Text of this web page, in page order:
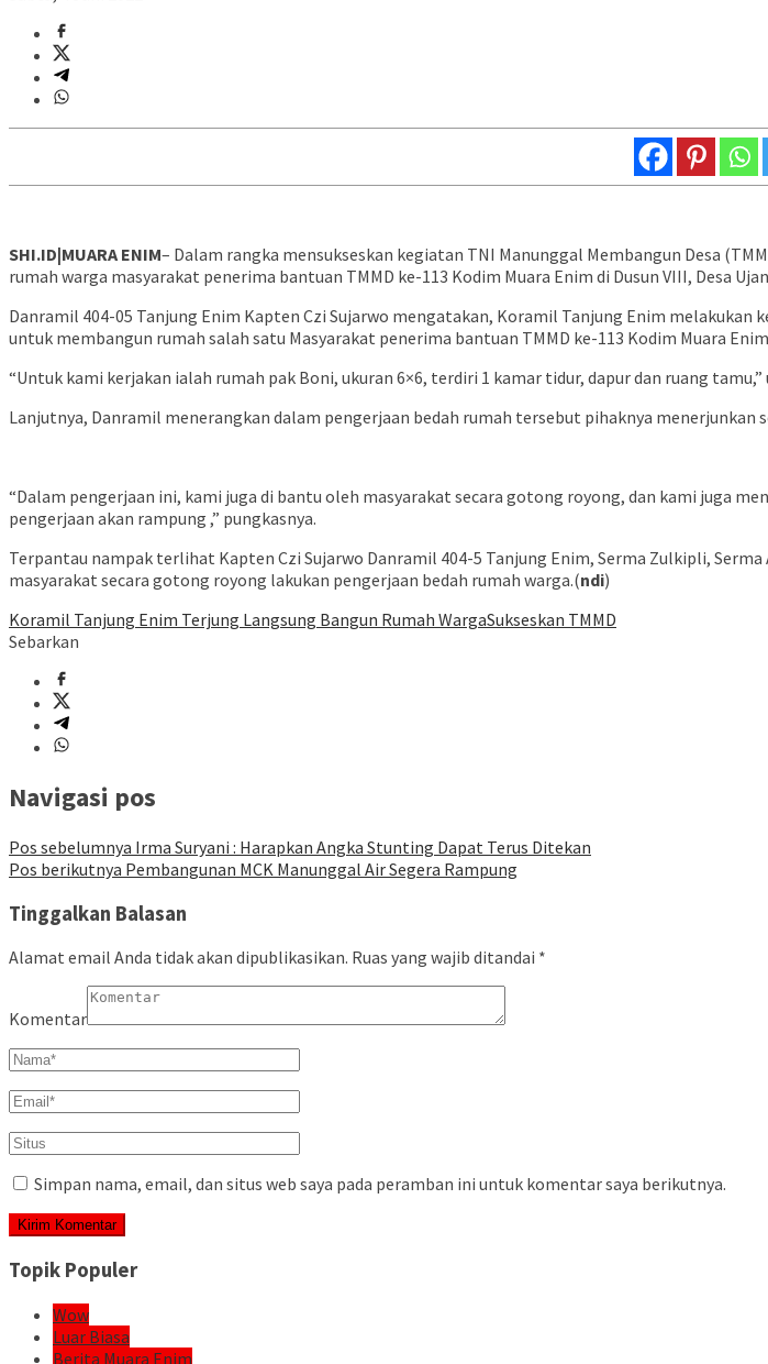
SHI.ID|MUARA ENIM– Dalam rangka mensukseskan kegiatan TNI Manunggal Membangun Desa
rumah warga masyarakat penerima bantuan TMMD ke-113 Kodim Muara Enim di Dusun VIII, Desa
Danramil 404-05 Tanjung Enim Kapten Czi Sujarwo mengatakan, Koramil Tanjung Enim
untuk membangun rumah salah satu Masyarakat penerima bantuan TMMD ke-113 Kodim Muara
“Untuk kami kerjakan ialah rumah pak Boni, ukuran 6×6, terdiri 1 kamar tidur, dapur dan ruang
Lanjutnya, Danramil menerangkan dalam pengerjaan bedah rumah tersebut pihaknya
“Dalam pengerjaan ini, kami juga di bantu oleh masyarakat secara gotong royong, dan kami juga
pengerjaan akan rampung ,” pungkasnya.
Terpantau nampak terlihat Kapten Czi Sujarwo Danramil 404-5 Tanjung Enim, Serma Zulkipli,
masyarakat secara gotong royong lakukan pengerjaan bedah rumah warga.(ndi)
Koramil Tanjung Enim Terjung Langsung Bangun Rumah WargaSukseskan TMMD
Sebarkan
Navigasi pos
Pos sebelumnya Irma Suryani : Harapkan Angka Stunting Dapat Terus Ditekan
Pos berikutnya Pembangunan MCK Manunggal Air Segera Rampung
Tinggalkan Balasan
Alamat email Anda tidak akan dipublikasikan. Ruas yang wajib ditandai *
Komentar
Simpan nama, email, dan situs web saya pada peramban ini untuk komentar saya berikutnya.
Topik Populer
Wow
Luar Biasa
Berita Muara Enim